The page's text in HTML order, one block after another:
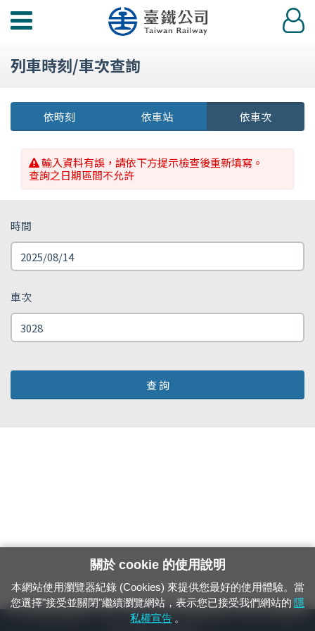
功
選
登
入
列車時刻/車次查詢
依時刻 依車站 依車次
輸入資料有誤，請依下方提示檢查後重新填寫。
查詢之日期區間不允許
時間
車次
查 詢
24小時緊急通報電話：1933（市話、手機，僅限發現軌道、平交道、橋樑及隧
關於 cookie 的使用說明
本網站使用瀏覽器紀錄 (Cookies) 來提供您最好的使用體驗。當
您選擇"接受並關閉"繼續瀏覽網站，表示您已接受我們網站的 隱
私權宣告 。